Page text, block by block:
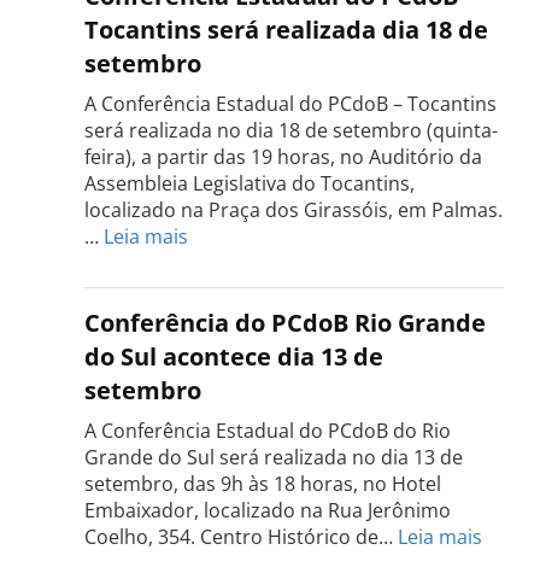
Tocantins será realizada dia 18 de
setembro
A Conferência Estadual do PCdoB – Tocantins
será realizada no dia 18 de setembro (quinta-
feira), a partir das 19 horas, no Auditório da
Assembleia Legislativa do Tocantins,
localizado na Praça dos Girassóis, em Palmas.
… Leia mais
Estadual
do
PCdoB
Tocantins
será
realizada
dia
18
de
setembro
Conferência do PCdoB Rio Grande
do Sul acontece dia 13 de
setembro
A Conferência Estadual do PCdoB do Rio
Grande do Sul será realizada no dia 13 de
setembro, das 9h às 18 horas, no Hotel
Embaixador, localizado na Rua Jerônimo
Coelho, 354. Centro Histórico de… Leia mais